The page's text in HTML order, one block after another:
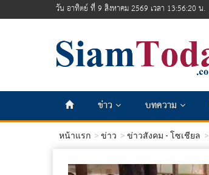
วัน อาทิตย์ ที่ 9 สิงหาคม 2569 เวลา 13:56:22 น.
ข่าว บทความ
หน้าแรก ข่าว ข่าวสังคม - โซเชียล